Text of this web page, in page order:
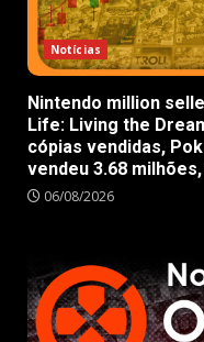
Notícias
Nintendo million
Life: Living the
cópias vendidas,
vendeu 3.68
06/08/2026